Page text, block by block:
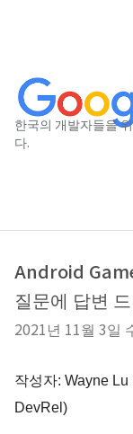
한국의 개발자들을
다.
Android
질문에 답변
2021년 11월 3일
작성자: Wayne
DevRel)